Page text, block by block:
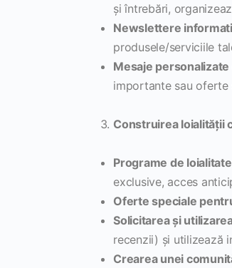
și întrebări,
Newslettere
produsele/serviciile
Mesaje personalizate
importante sau oferte
Construirea loialității
Programe de
exclusive, acces
Oferte speciale
Solicitarea și
recenzii) și utilizează
Crearea unei